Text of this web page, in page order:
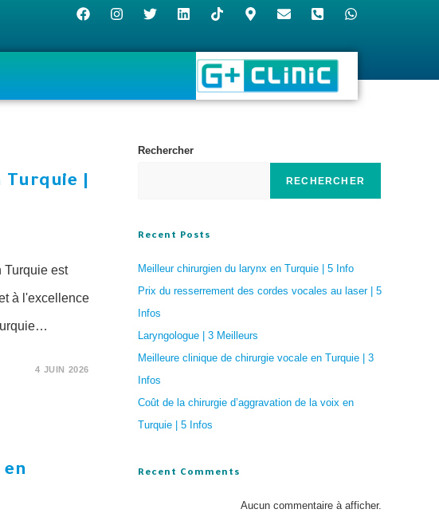
|
Turquie est
à l'excellence
4 JUIN 2026
en
Rechercher
RECHERCHER
Recent Posts
Meilleur chirurgien du larynx en Turquie | 5 Info
Prix du resserrement des cordes vocales au laser | 5
Infos
Laryngologue | 3 Meilleurs
Meilleure clinique de chirurgie vocale en Turquie | 3
Infos
Coût de la chirurgie d’aggravation de la voix en
Turquie | 5 Infos
Recent Comments
Aucun commentaire à afficher.